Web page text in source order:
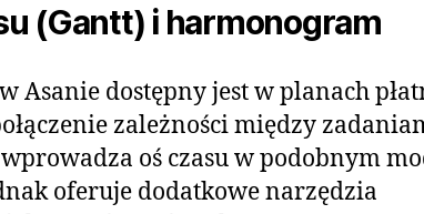
(Gantt) i harmonogram
Asanie dostępny jest w planach
zależności między
oś czasu w podobnym
oferuje dodatkowe narzędzia